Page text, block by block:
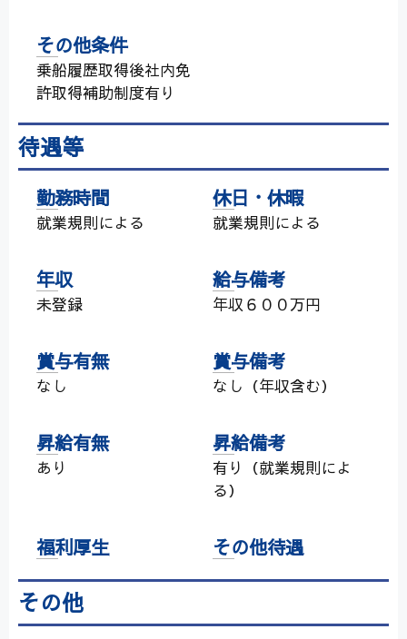
その他条件
乗船履歴取得後社内免
許取得補助制度有り
待遇等
勤務時間
就業規則による
休日・休暇
就業規則による
年収
未登録
給与備考
年収６００万円
賞与有無
なし
賞与備考
なし（年収含む）
昇給有無
あり
昇給備考
有り（就業規則によ
る）
福利厚生 その他待遇
その他